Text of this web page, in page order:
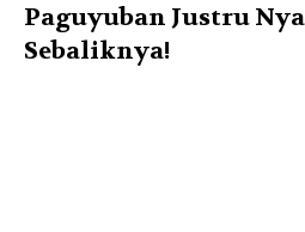
Paguyuban Justru
Sebaliknya!